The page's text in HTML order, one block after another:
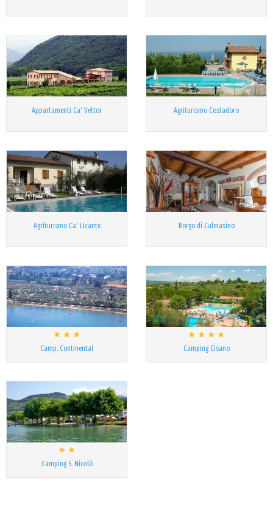
Appartamenti Ca' Vettor Agriturismo Costadoro
Agriturismo Ca' Licante Borgo di Calmasino
Camp. Continental Camping Cisano
Camping S. Nicolò